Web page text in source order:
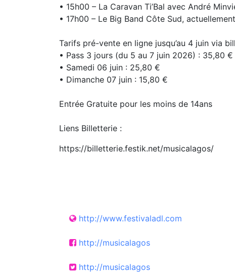
• 15h00 – La Caravan Ti’Bal avec André
• 17h00 – Le Big Band Côte Sud,
Tarifs pré-vente en ligne jusqu’au 4 juin via
• Pass 3 jours (du 5 au 7 juin 2026) : 35,80 €
• Samedi 06 juin : 25,80 €
• Dimanche 07 juin : 15,80 €
Entrée Gratuite pour les moins de 14ans
Liens Billetterie :
https://billetterie.festik.net/musicalagos/
http://www.festivaladl.com
http://musicalagos
http://musicalagos